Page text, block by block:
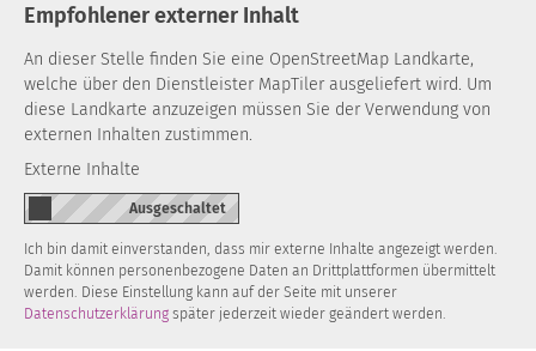
Empfohlener externer Inhalt
An dieser Stelle finden Sie eine OpenStreetMap Landkarte,
welche über den Dienstleister MapTiler ausgeliefert wird. Um
diese Landkarte anzuzeigen müssen Sie der Verwendung von
externen Inhalten zustimmen.
Externe Inhalte
Ich bin damit einverstanden, dass mir externe Inhalte angezeigt werden.
Damit können personenbezogene Daten an Drittplattformen übermittelt
werden. Diese Einstellung kann auf der Seite mit unserer
Datenschutzerklärung später jederzeit wieder geändert werden.